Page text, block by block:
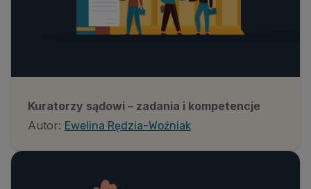
Kuratorzy sądowi – zadania i kompetencje
Autor: Ewelina Rędzia-Woźniak